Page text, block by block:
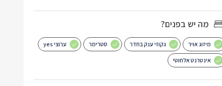
מה יש בפנים?
מיזוג אויר גקוזי ענק בחדר סטרימר ערוצי yes
אינטרנט אלחוטי